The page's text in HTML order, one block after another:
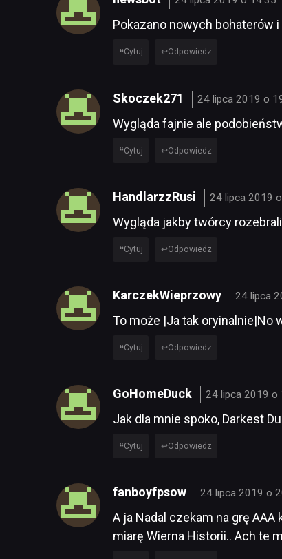
Pokazano nowych bohaterów
Cytuj Odpowiedz
Skoczek271 24 lipca 2019 o
Wygląda fajnie ale
Cytuj Odpowiedz
HandlarzzRusi 24 lipca 2019
Wygląda jakby twórcy
Cytuj Odpowiedz
KarczekWieprzowy 24 lipca
To może |Ja tak oryinalnie|No
Cytuj Odpowiedz
GoHomeDuck 24 lipca 2019 o
Jak dla mnie spoko, Darkest
Cytuj Odpowiedz
fanboyfpsow 24 lipca 2019 o
A ja Nadal czekam na grę
miarę Wierna Historii.. Ach te